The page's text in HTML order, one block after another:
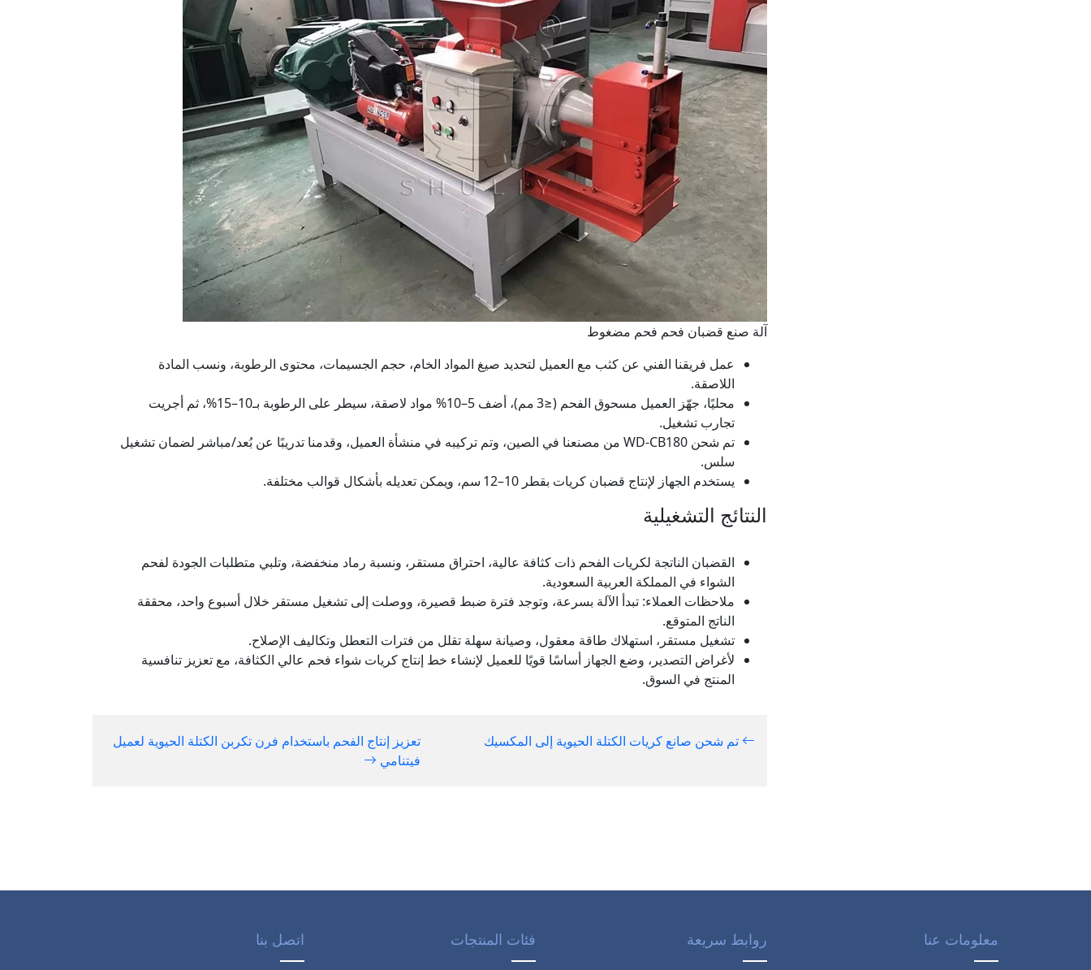
آلة صنع قضبان فحم فحم مضغوط
عمل فريقنا الفني عن كثب مع العميل لتحديد صيغ المواد الخام، حجم الجسيمات، محتوى الرطوبة، ونسب المادة
اللاصقة.
محليًا، جهّز العميل مسحوق الفحم (≤3 مم)، أضف 5–10% مواد لاصقة، سيطر على الرطوبة بـ10–15%، ثم أجريت
تجارب تشغيل.
تم شحن WD‑CB180 من مصنعنا في الصين، وتم تركيبه في منشأة العميل، وقدمنا تدريبًا عن بُعد/مباشر لضمان تشغيل
سلس.
يستخدم الجهاز لإنتاج قضبان كريات بقطر 10–12 سم، ويمكن تعديله بأشكال قوالب مختلفة.
النتائج التشغيلية
القضبان الناتجة لكريات الفحم ذات كثافة عالية، احتراق مستقر، ونسبة رماد منخفضة، وتلبي متطلبات الجودة لفحم
الشواء في المملكة العربية السعودية.
ملاحظات العملاء: تبدأ الآلة بسرعة، وتوجد فترة ضبط قصيرة، ووصلت إلى تشغيل مستقر خلال أسبوع واحد، محققة
الناتج المتوقع.
تشغيل مستقر، استهلاك طاقة معقول، وصيانة سهلة تقلل من فترات التعطل وتكاليف الإصلاح.
لأغراض التصدير، وضع الجهاز أساسًا قويًا للعميل لإنشاء خط إنتاج كريات شواء فحم عالي الكثافة، مع تعزيز تنافسية
المنتج في السوق.
تم شحن صانع كريات الكتلة الحيوية إلى المكسيك
تعزيز إنتاج الفحم باستخدام فرن تكربن الكتلة الحيوية لعميل
فيتنامي
معلومات عنا روابط سريعة فئات المنتجات اتصل بنا